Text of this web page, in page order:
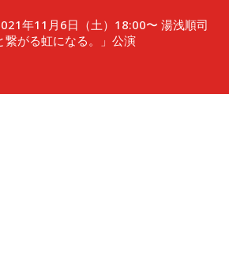
年11月6日（土）18:00〜 湯浅順司
繋がる虹になる。」公演